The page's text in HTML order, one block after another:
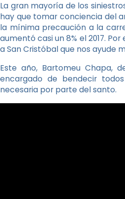
La gran mayoría de los
hay que tomar conciencia del
la mínima precaución a la
aumentó casi un 8% el 2017.
a San Cristóbal que nos ayude
Este año, Bartomeu Chapa,
encargado de bendecir
necesaria por parte del santo.